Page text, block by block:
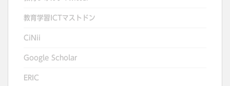
教育学習ICTマストドン
CiNii
Google Scholar
ERIC